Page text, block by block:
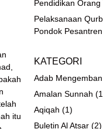
itu
Pendidikan
Pelaksanaan
Pondok
KATEGORI
Adab
Amalan Sunnah
Aqiqah (1)
Buletin Al Atsar (2)